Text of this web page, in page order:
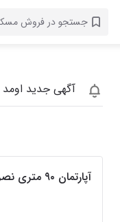
آگهی جدید
آپارتمان ۹۰ متری نصر